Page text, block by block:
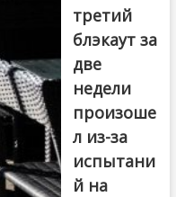
третий
блэкаут за
две
недели
произоше
л из-за
испытани
й на